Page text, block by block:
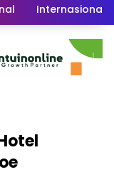
Internasional